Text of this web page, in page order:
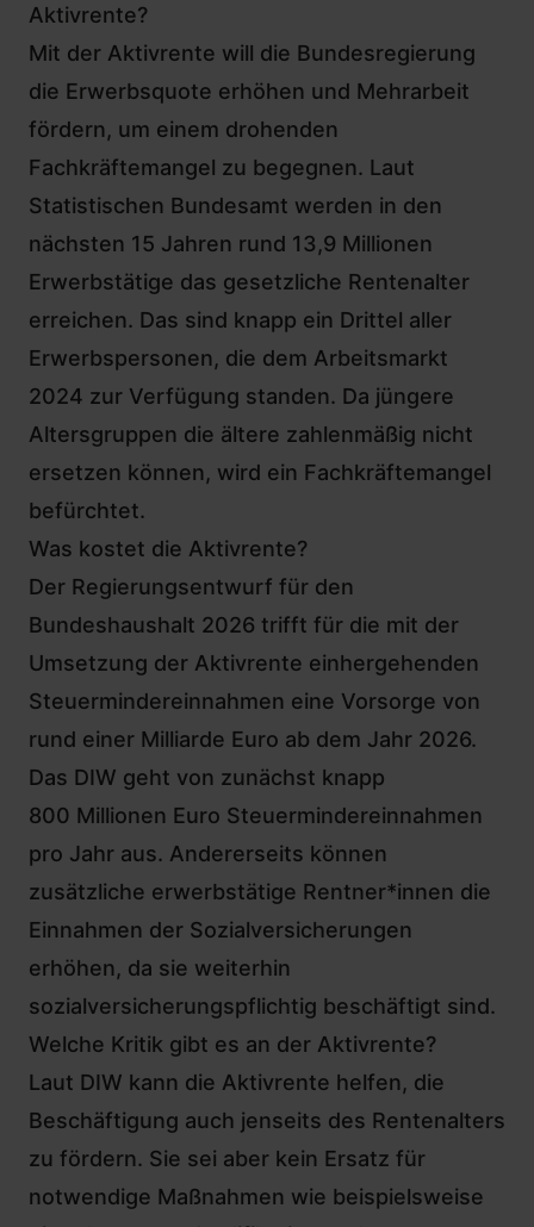
Aktivrente?
Mit der Aktivrente will die Bundesregierung
die Erwerbsquote erhöhen und Mehrarbeit
fördern, um einem drohenden
Fachkräftemangel zu begegnen. Laut
Statistischen Bundesamt werden in den
nächsten 15 Jahren rund 13,9 Millionen
Erwerbstätige das gesetzliche Rentenalter
erreichen. Das sind knapp ein Drittel aller
Erwerbspersonen, die dem Arbeitsmarkt
2024 zur Verfügung standen. Da jüngere
Altersgruppen die ältere zahlenmäßig nicht
ersetzen können, wird ein Fachkräftemangel
befürchtet.
Was kostet die Aktivrente?
Der Regierungsentwurf für den
Bundeshaushalt 2026 trifft für die mit der
Umsetzung der Aktivrente einhergehenden
Steuermindereinnahmen eine Vorsorge von
rund einer Milliarde Euro ab dem Jahr 2026.
Das DIW geht von zunächst knapp
800 Millionen Euro Steuermindereinnahmen
pro Jahr aus. Andererseits können
zusätzliche erwerbstätige Rentner*innen die
Einnahmen der Sozialversicherungen
erhöhen, da sie weiterhin
sozialversicherungspflichtig beschäftigt sind.
Welche Kritik gibt es an der Aktivrente?
Laut DIW kann die Aktivrente helfen, die
Beschäftigung auch jenseits des Rentenalters
zu fördern. Sie sei aber kein Ersatz für
notwendige Maßnahmen wie beispielsweise